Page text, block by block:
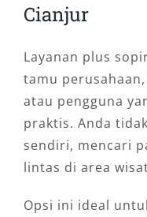
Cianjur
Layanan plus
tamu
atau pengguna
praktis. Anda
sendiri, mencari
lintas di area
Opsi ini ideal